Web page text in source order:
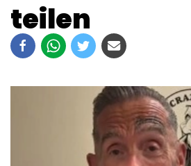
teilen